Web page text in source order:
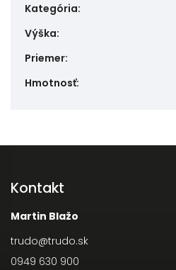
Kategória:
Výška:
Priemer:
Hmotnosť:
Kontakt
Martin Blažo
trudo@trudo.sk
0949 630 900